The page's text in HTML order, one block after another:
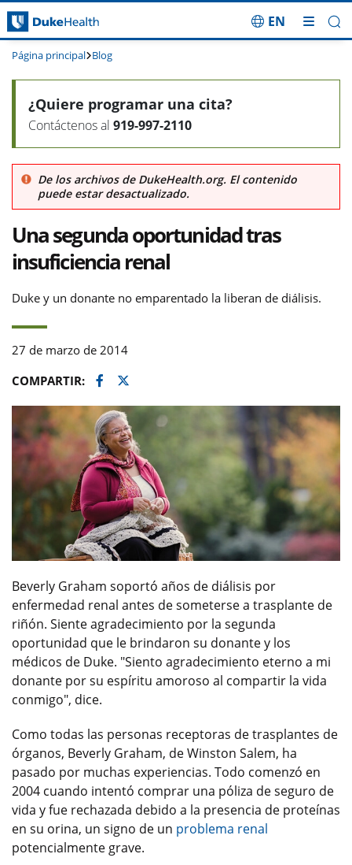
Saltar navegación
EN
Página principal Blog
De los archivos de DukeHealth.org. El contenido
puede estar desactualizado.
Una segunda oportunidad tras
insuficiencia renal
Duke y un donante no emparentado la liberan de diálisis.
27 de marzo de 2014
COMPARTIR:
Facebook
Twitter
¿Quiere programar una cita?
Contáctenos al 919-997-2110
Beverly Graham soportó años de diálisis por
enfermedad renal antes de someterse a trasplante de
riñón. Siente agradecimiento por la segunda
oportunidad que le brindaron su donante y los
médicos de Duke. "Siento agradecimiento eterno a mi
donante por su espíritu amoroso al compartir la vida
conmigo", dice.
Como todas las personas receptoras de trasplantes de
órganos, Beverly Graham, de Winston Salem, ha
pasado por muchas experiencias. Todo comenzó en
2004 cuando intentó comprar una póliza de seguro de
vida y fue rechazada debido a la presencia de proteínas
en su orina, un signo de un problema renal
potencialmente grave.